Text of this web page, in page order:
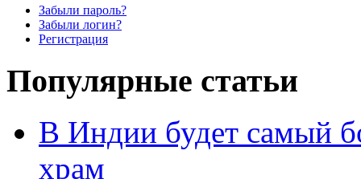
Забыли пароль?
Забыли логин?
Регистрация
Популярные статьи
В Индии будет самый
храм